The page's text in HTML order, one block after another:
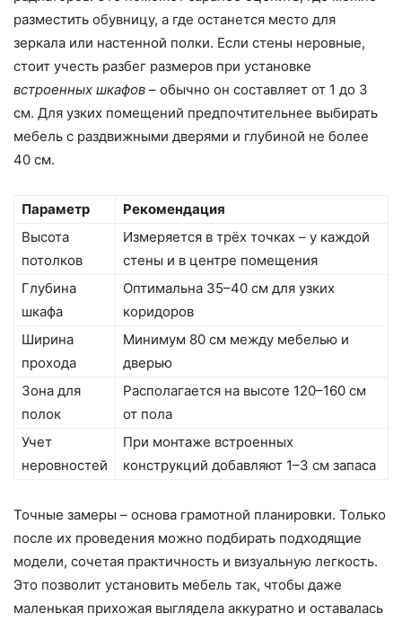
разместить обувницу, а где останется место для
зеркала или настенной полки. Если стены неровные,
стоит учесть разбег размеров при установке
встроенных шкафов – обычно он составляет от 1 до 3
см. Для узких помещений предпочтительнее выбирать
мебель с раздвижными дверями и глубиной не более
40 см.
Параметр
Рекомендация
Высота
потолков
Измеряется в трёх точках – у каждой
стены и в центре помещения
Глубина
шкафа
Оптимальна 35–40 см для узких
коридоров
Ширина
прохода
Минимум 80 см между мебелью и
дверью
Зона для
полок
Располагается на высоте 120–160 см
от пола
Учет
неровностей
При монтаже встроенных
конструкций добавляют 1–3 см запаса
Точные замеры – основа грамотной планировки. Только
после их проведения можно подбирать подходящие
модели, сочетая практичность и визуальную легкость.
Это позволит установить мебель так, чтобы даже
маленькая прихожая выглядела аккуратно и оставалась